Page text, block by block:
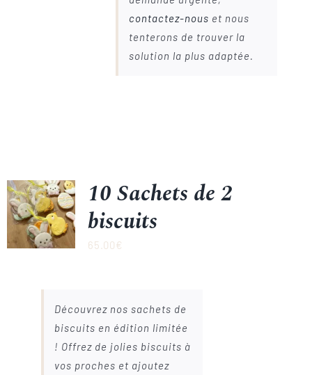
contactez-nous et nous
tenterons de trouver la
solution la plus adaptée.
10 Sachets de 2
biscuits
65.00€
Découvrez nos sachets de
biscuits en édition limitée
! Offrez de jolies biscuits à
vos proches et ajoutez